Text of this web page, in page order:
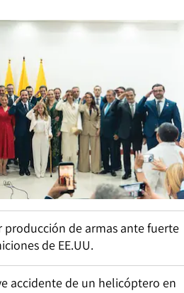
producción de armas ante fuerte
de EE.UU.
accidente de un helicóptero en